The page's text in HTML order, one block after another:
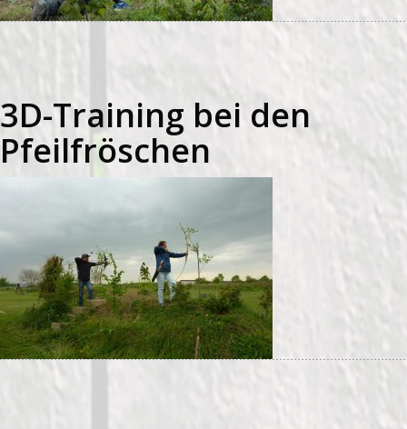
3D-Training bei den
Pfeilfröschen